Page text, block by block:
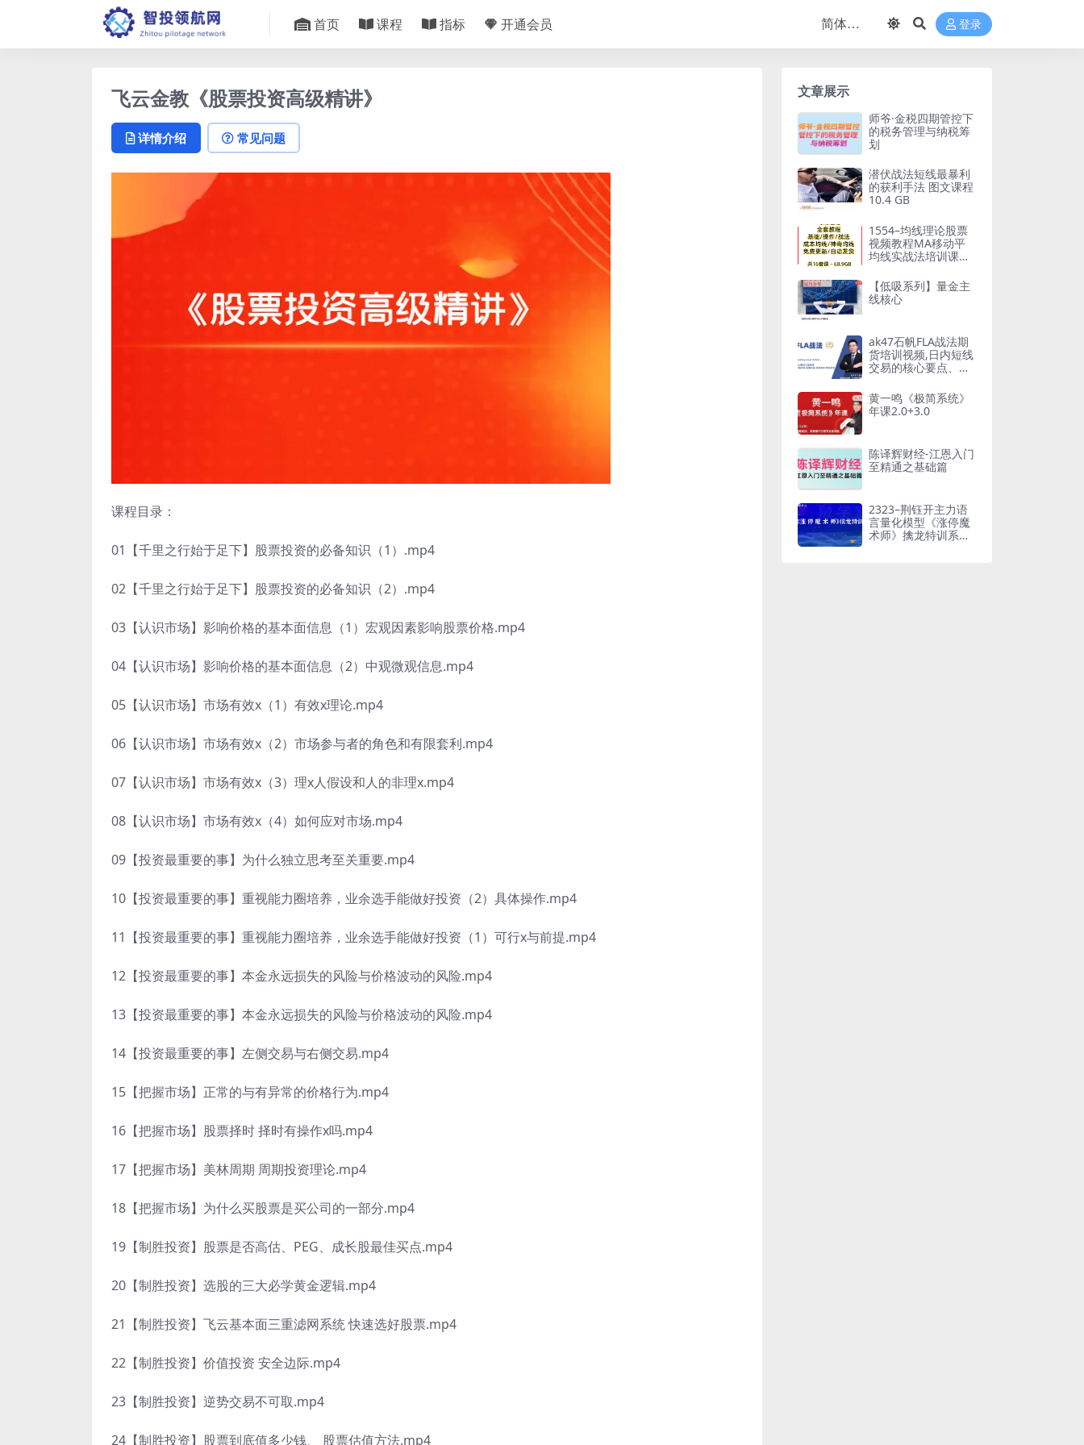
首页 课程 指标 开通会员 登录
飞云金教《股票投资高级精讲》
详情介绍 常见问题
课程目录：
01【千里之行始于足下】股票投资的必备知识（1）.mp4
02【千里之行始于足下】股票投资的必备知识（2）.mp4
03【认识市场】影响价格的基本面信息（1）宏观因素影响股票价格.mp4
04【认识市场】影响价格的基本面信息（2）中观微观信息.mp4
05【认识市场】市场有效x（1）有效x理论.mp4
06【认识市场】市场有效x（2）市场参与者的角色和有限套利.mp4
07【认识市场】市场有效x（3）理x人假设和人的非理x.mp4
08【认识市场】市场有效x（4）如何应对市场.mp4
09【投资最重要的事】为什么独立思考至关重要.mp4
10【投资最重要的事】重视能力圈培养，业余选手能做好投资（2）具体操作.mp4
11【投资最重要的事】重视能力圈培养，业余选手能做好投资（1）可行x与前提.mp4
12【投资最重要的事】本金永远损失的风险与价格波动的风险.mp4
13【投资最重要的事】本金永远损失的风险与价格波动的风险.mp4
14【投资最重要的事】左侧交易与右侧交易.mp4
15【把握市场】正常的与有异常的价格行为.mp4
16【把握市场】股票择时 择时有操作x吗.mp4
17【把握市场】美林周期 周期投资理论.mp4
18【把握市场】为什么买股票是买公司的一部分.mp4
19【制胜投资】股票是否高估、PEG、成长股最佳买点.mp4
20【制胜投资】选股的三大必学黄金逻辑.mp4
21【制胜投资】飞云基本面三重滤网系统 快速选好股票.mp4
22【制胜投资】价值投资 安全边际.mp4
23【制胜投资】逆势交易不可取.mp4
24【制胜投资】股票到底值多少钱、 股票估值方法.mp4
文章展示
师爷·金税四期管控下
的税务管理与纳税筹
划
潜伏战法短线最暴利
的获利手法 图文课程
10.4 GB
1554–均线理论股票
视频教程MA移动平
均线实战法培训课炒
【低吸系列】量金主
线核心
ak47石帆FLA战法期
货培训视频,日内短线
交易的核心要点、价
黄一鸣《极简系统》
年课2.0+3.0
陈译辉财经-江恩入门
至精通之基础篇
2323–荆钰开主力语
言量化模型《涨停魔
术师》擒龙特训系统